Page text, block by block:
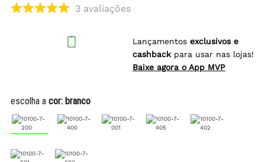
3 avaliações
Lançamentos exclusivos e
cashback para usar nas lojas!
Baixe agora o App MVP
escolha a cor: branco